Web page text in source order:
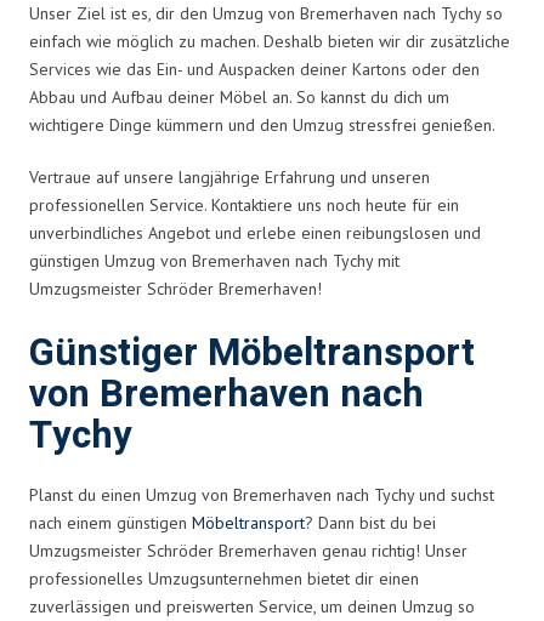
Unser Ziel ist es, dir den Umzug von Bremerhaven nach Tychy so
einfach wie möglich zu machen. Deshalb bieten wir dir zusätzliche
Services wie das Ein- und Auspacken deiner Kartons oder den
Abbau und Aufbau deiner Möbel an. So kannst du dich um
wichtigere Dinge kümmern und den Umzug stressfrei genießen.
Vertraue auf unsere langjährige Erfahrung und unseren
professionellen Service. Kontaktiere uns noch heute für ein
unverbindliches Angebot und erlebe einen reibungslosen und
günstigen Umzug von Bremerhaven nach Tychy mit
Umzugsmeister Schröder Bremerhaven!
Günstiger Möbeltransport
von Bremerhaven nach
Tychy
Planst du einen Umzug von Bremerhaven nach Tychy und suchst
nach einem günstigen Möbeltransport? Dann bist du bei
Umzugsmeister Schröder Bremerhaven genau richtig! Unser
professionelles Umzugsunternehmen bietet dir einen
zuverlässigen und preiswerten Service, um deinen Umzug so